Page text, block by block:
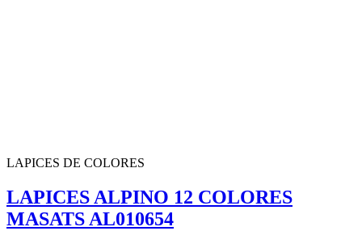
LAPICES DE COLORES
LAPICES ALPINO 12 COLORES
MASATS AL010654